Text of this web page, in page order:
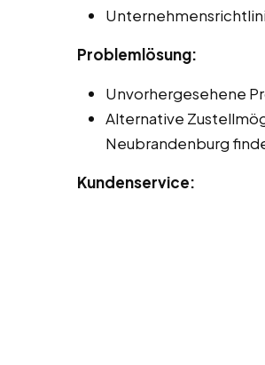
Problemlösung:
Unvorhergesehene
Alternative
Neubrandenburg
Kundenservice: